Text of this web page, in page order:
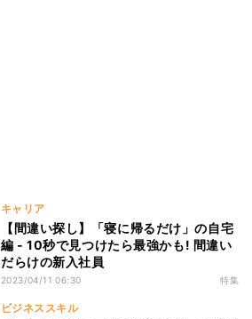
キャリア
【間違い探し】「寝に帰るだけ」の自宅
編 - 10秒で見つけたら最強かも! 間違い
だらけの新入社員
2023/04/11 06:30 特集
ビジネススキル